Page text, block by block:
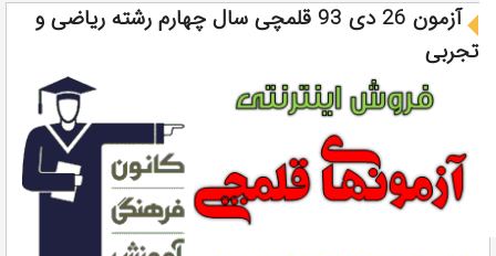
آزمون 26 دی 93 قلمچی سال چهارم رشته ریاضی و
تجربی